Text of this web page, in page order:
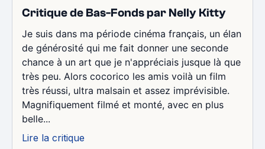
Critique de Bas-Fonds par Nelly Kitty
Je suis dans ma période cinéma français, un élan
de générosité qui me fait donner une seconde
chance à un art que je n'appréciais jusque là que
très peu. Alors cocorico les amis voilà un film
très réussi, ultra malsain et assez imprévisible.
Magnifiquement filmé et monté, avec en plus
belle...
Lire la critique